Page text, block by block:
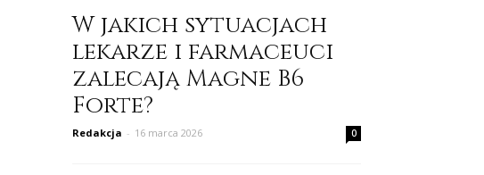
W jakich sytuacjach
lekarze i farmaceuci
zalecają Magne B6
Forte?
Redakcja - 16 marca 2026 0